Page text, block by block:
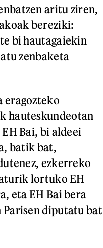
aritu ziren,
bereziki:
bi hautagaiekin
zenbaketa
eragozteko
hauteskundeotan
Bai, bi aldeei
batik bat,
ezkerreko
lortuko EH
eta EH Bai bera
diputatu bat